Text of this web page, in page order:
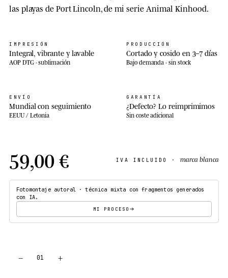
las playas de Port Lincoln, de mi serie Animal Kinhood.
IMPRESIÓN
Integral, vibrante y lavable
AOP DTG · sublimación
PRODUCCIÓN
Cortado y cosido en 3–7 días
Bajo demanda · sin stock
ENVÍO
Mundial con seguimiento
EEUU / Letonia
GARANTÍA
¿Defecto? Lo reimprimimos
Sin coste adicional
59,00 € IVA INCLUIDO · marca blanca
Fotomontaje autoral · técnica mixta con fragmentos generados
con IA.
MI PROCESO
− 01 +